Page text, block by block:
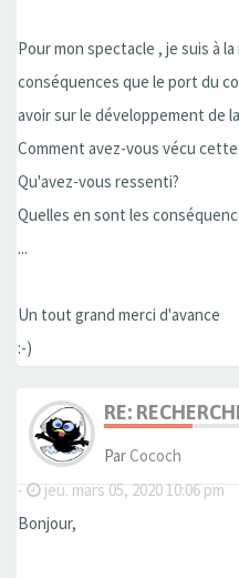
Pour mon spectacle , je suis à
conséquences que le port du
avoir sur le développement de
Comment avez-vous vécu
Qu'avez-vous ressenti?
Quelles en sont les
...
Un tout grand merci d'avance
:-)
RE:
ParCococh
-
jeu. mars 05, 2020 10:06 pm
Bonjour,